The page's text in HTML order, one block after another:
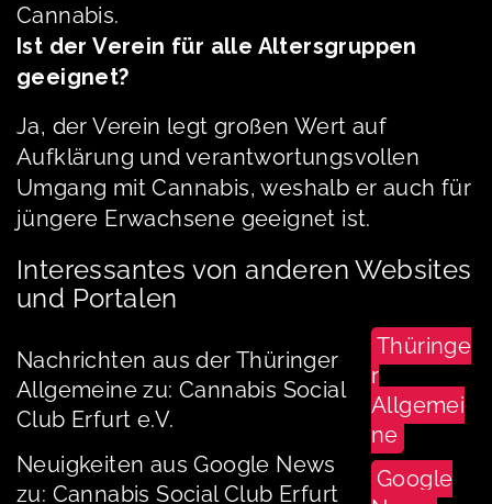
Cannabis.
Ist der Verein für alle Altersgruppen
geeignet?
Ja, der Verein legt großen Wert auf
Aufklärung und verantwortungsvollen
Umgang mit Cannabis, weshalb er auch für
jüngere Erwachsene geeignet ist.
Interessantes von anderen Websites
und Portalen
Nachrichten aus der Thüringer
Allgemeine zu: Cannabis Social
Club Erfurt e.V.
Thüringe
r
Allgemei
ne
Neuigkeiten aus Google News
zu: Cannabis Social Club Erfurt
Google